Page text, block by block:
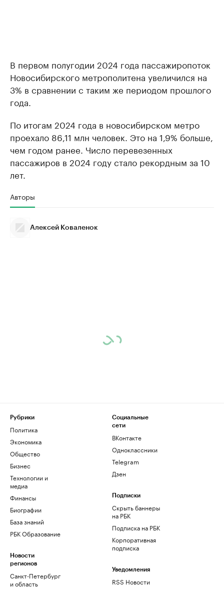
В первом полугодии 2024 года пассажиропоток
Новосибирского метрополитена увеличился на
3% в сравнении с таким же периодом прошлого
года.
По итогам 2024 года в новосибирском метро
проехало 86,11 млн человек. Это на 1,9% больше,
чем годом ранее. Число перевезенных
пассажиров в 2024 году стало рекордным за 10
лет.
Авторы
Алексей Коваленок
Рубрики
Политика
Экономика
Общество
Бизнес
Технологии и
медиа
Финансы
Биографии
База знаний
РБК Образование
Новости
регионов
Санкт-Петербург
и область
Социальные
сети
ВКонтакте
Одноклассники
Telegram
Дзен
Подписки
Скрыть баннеры
на РБК
Подписка на РБК
Корпоративная
подписка
Уведомления
RSS Новости